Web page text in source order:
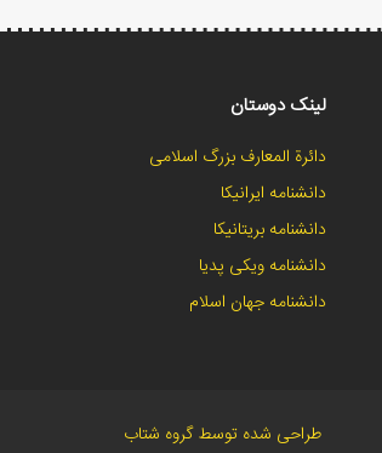
لینک دوستان
دائرة المعارف بزرگ اسلامی
دانشنامه ایرانیکا
دانشنامه بریتانیکا
دانشنامه ویکی پدیا
دانشنامه جهان اسلام
طراحی شده توسط گروه شتاب